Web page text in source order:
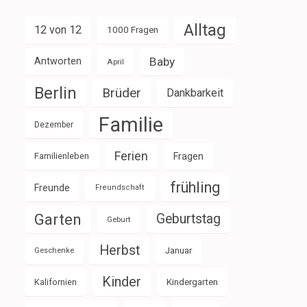
12 von 12 1000 Fragen Alltag
Antworten April Baby
Berlin Brüder Dankbarkeit
Dezember Familie
Familienleben Ferien Fragen
Freunde Freundschaft frühling
Garten Geburt Geburtstag
Geschenke Herbst Januar
Kalifornien Kinder Kindergarten